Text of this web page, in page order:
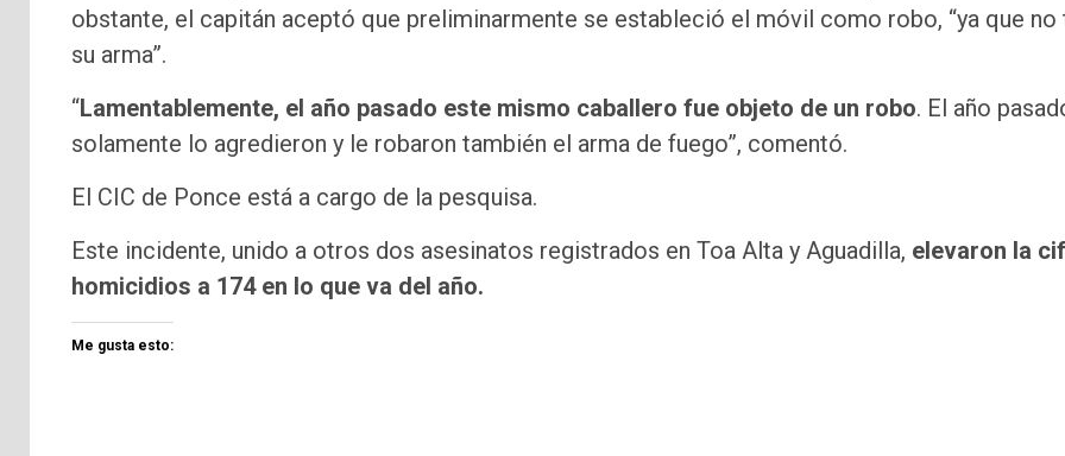
obstante, el capitán aceptó que preliminarmente se estableció el móvil como robo, “ya que no
su arma”.
“Lamentablemente, el año pasado este mismo caballero fue objeto de un robo. El año
solamente lo agredieron y le robaron también el arma de fuego”, comentó.
El CIC de Ponce está a cargo de la pesquisa.
Este incidente, unido a otros dos asesinatos registrados en Toa Alta y Aguadilla, elevaron la
homicidios a 174 en lo que va del año.
Me gusta esto: